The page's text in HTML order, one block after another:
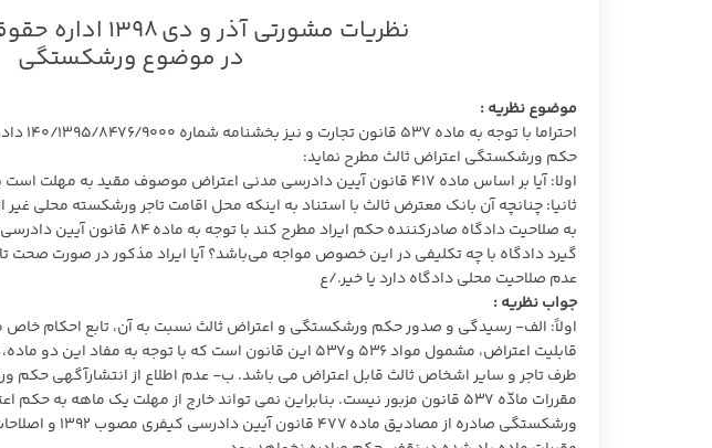
ارائه خدمات مشاوره حقوقی
انجام کلیه مسائل ثبتی
نظریات مشورتی آذر و دی ۱۳۹۸ اداره حقوقی قوه قضاییه
در موضوع ورشکستگی
موضوع نظریه :
حکم ورشکستگی اعتراض ثالث مطرح نماید:
اولا: آیا بر اساس ماده ۴۱۷ قانون آیین دادرسی مدنی اعتراض موصوف مقید به مهلت است یا فاقد مهلت می باشد؟
ثانیا: چنانچه آن بانک معترض ثالث با استناد به اینکه محل اقامت تاجر ورشکسته محلی
به صلاحیت دادگاه صادرکننده حکم
گیرد دادگاه با چه تکلیفی در این خصوص مواجه می‌باشد؟ آیا ایراد مذکور در صورت صحت
عدم صلاحیت محلی دادگاه دارد یا خیر./ع
جواب نظریه :
قابلیت اعتراض، مشمول مواد ۵۳۶ و۵۳۷ این قانون است که با
طرف تاجر و سایر اشخاص ثالث قابل اعتراض می باشد. ب- عدم اطلاع از انتشارآگهی حکم
مقررات مادّه ۵۳۷ قانون مزبور نیست. بنابراین نمی تواند خارج از مهلت یک
ورشکستگی صادره از